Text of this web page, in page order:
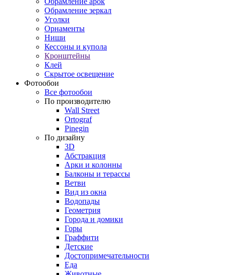
Обрамление зеркал
Уголки
Орнаменты
Ниши
Кессоны и купола
Кронштейны
Клей
Скрытое освещение
Фотообои
Все фотообои
По производителю
Wall Street
Ortograf
Pinegin
По дизайну
3D
Абстракция
Арки и колонны
Балконы и терассы
Ветви
Вид из окна
Водопады
Геометрия
Города и домики
Горы
Граффити
Детские
Достопримечательности
Еда